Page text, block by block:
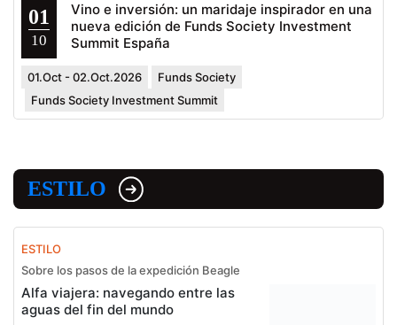
01
10
Vino e inversión: un maridaje inspirador en una
nueva edición de Funds Society Investment
Summit España
01.Oct - 02.Oct.2026
Funds Society
Funds Society Investment Summit
ESTILO
ESTILO
Sobre los pasos de la expedición Beagle
Alfa viajera: navegando entre las
aguas del fin del mundo